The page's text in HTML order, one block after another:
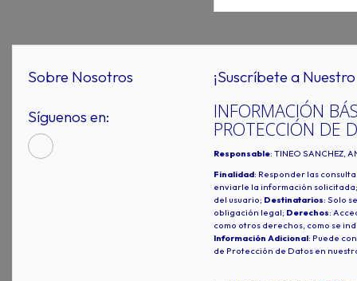
Sobre Nosotros
Síguenos en:
¡Suscríbete a
INFORMACIÓN
PROTECCIÓN DE
Responsable: TINEO SANCHEZ,
Finalidad: Responder las
enviarle la información
del usuario; Destinatarios: Solo
obligación legal; Derechos:
como otros derechos, como se
Información Adicional: Puede
de Protección de Datos en